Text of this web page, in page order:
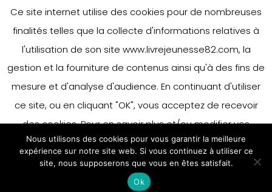
Ce site internet utilise des cookies pour de nombreuses
finalités telles que la collecte d'informations relatives à
l'utilisation de son site www.livrejeunesse82.com, la
gestion et la fourniture de contenus ainsi qu'à des fins de
mesure et d'analyse d'audience. En continuant d'utiliser
ce site, ou en cliquant "OK", vous acceptez de recevoir
des cookies. Pour en savoir plus et/ou modifier vos
préférences en matière de cookies, merci de vous référer
à notre politique sur les cookies.
Accepter
En savoir plus
Nous utilisons des cookies pour vous garantir la meilleure
expérience sur notre site web. Si vous continuez à utiliser ce
site, nous supposerons que vous en êtes satisfait.
Ok